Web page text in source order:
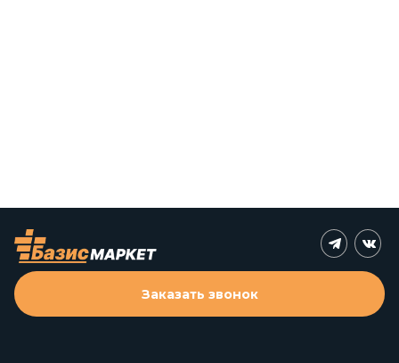
Заказать звонок